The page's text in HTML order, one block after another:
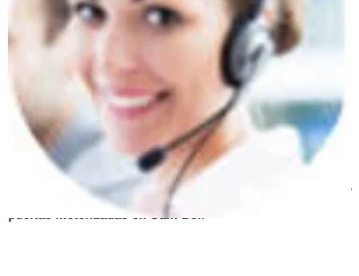
Persianas enrollables, Puertas correderas, Puertas
batientes, Puertas seccionales, Correderas automáticas
de cristal, Sistemas de anti-cizallamiento, Puertas
peatonales, Puertas basculantes, Puertas radio
frecuencia, Urgencias 24 horas, Mantenimiento de
Servicio tecnico, expertos en automatismos y
puertas motorizadas en Sant Boi.